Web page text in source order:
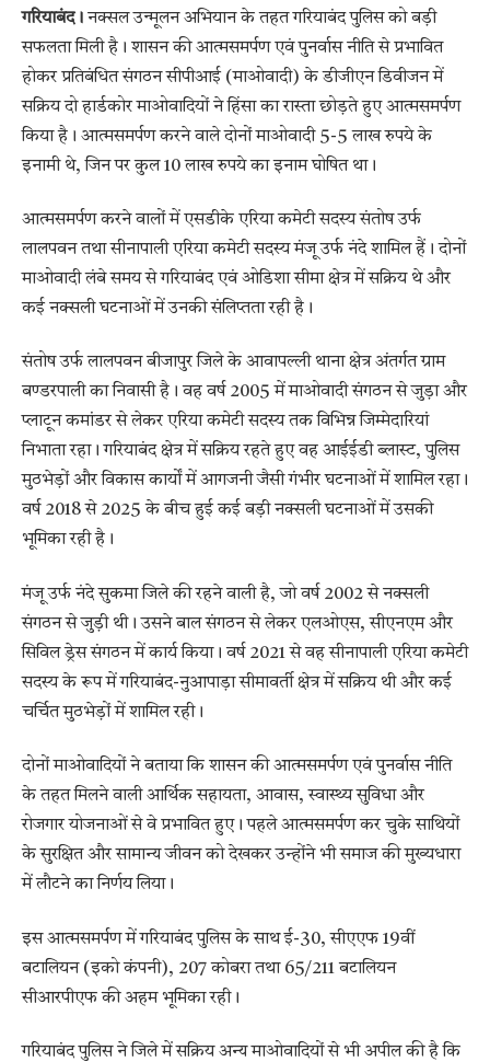
गरियाबंद। नक्सल उन्मूलन अभियान के तहत गरियाबंद पुलिस को बड़ी
सफलता मिली है। शासन की आत्मसमर्पण एवं पुनर्वास नीति से प्रभावित
होकर प्रतिबंधित संगठन सीपीआई (माओवादी) के डीजीएन डिवीजन में
सक्रिय दो हार्डकोर माओवादियों ने हिंसा का रास्ता छोड़ते हुए आत्मसमर्पण
किया है। आत्मसमर्पण करने वाले दोनों माओवादी 5-5 लाख रुपये के
इनामी थे, जिन पर कुल 10 लाख रुपये का इनाम घोषित था।
आत्मसमर्पण करने वालों में एसडीके एरिया कमेटी सदस्य संतोष उर्फ
लालपवन तथा सीनापाली एरिया कमेटी सदस्य मंजू उर्फ नंदे शामिल हैं। दोनों
माओवादी लंबे समय से गरियाबंद एवं ओडिशा सीमा क्षेत्र में सक्रिय थे और
कई नक्सली घटनाओं में उनकी संलिप्तता रही है।
संतोष उर्फ लालपवन बीजापुर जिले के आवापल्ली थाना क्षेत्र अंतर्गत ग्राम
बण्डरपाली का निवासी है। वह वर्ष 2005 में माओवादी संगठन से जुड़ा और
प्लाटून कमांडर से लेकर एरिया कमेटी सदस्य तक विभिन्न जिम्मेदारियां
निभाता रहा। गरियाबंद क्षेत्र में सक्रिय रहते हुए वह आईईडी ब्लास्ट, पुलिस
मुठभेड़ों और विकास कार्यों में आगजनी जैसी गंभीर घटनाओं में शामिल रहा।
वर्ष 2018 से 2025 के बीच हुई कई बड़ी नक्सली घटनाओं में उसकी
भूमिका रही है।
मंजू उर्फ नंदे सुकमा जिले की रहने वाली है, जो वर्ष 2002 से नक्सली
संगठन से जुड़ी थी। उसने बाल संगठन से लेकर एलओएस, सीएनएम और
सिविल ड्रेस संगठन में कार्य किया। वर्ष 2021 से वह सीनापाली एरिया कमेटी
सदस्य के रूप में गरियाबंद-नुआपाड़ा सीमावर्ती क्षेत्र में सक्रिय थी और कई
चर्चित मुठभेड़ों में शामिल रही।
दोनों माओवादियों ने बताया कि शासन की आत्मसमर्पण एवं पुनर्वास नीति
के तहत मिलने वाली आर्थिक सहायता, आवास, स्वास्थ्य सुविधा और
रोजगार योजनाओं से वे प्रभावित हुए। पहले आत्मसमर्पण कर चुके साथियों
के सुरक्षित और सामान्य जीवन को देखकर उन्होंने भी समाज की मुख्यधारा
में लौटने का निर्णय लिया।
इस आत्मसमर्पण में गरियाबंद पुलिस के साथ ई-30, सीएएफ 19वीं
बटालियन (इको कंपनी), 207 कोबरा तथा 65/211 बटालियन
सीआरपीएफ की अहम भूमिका रही।
गरियाबंद पुलिस ने जिले में सक्रिय अन्य माओवादियों से भी अपील की है कि